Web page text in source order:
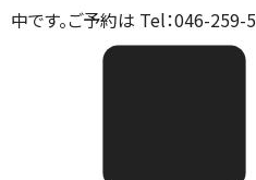
中です。ご予約は Tel：046-259-